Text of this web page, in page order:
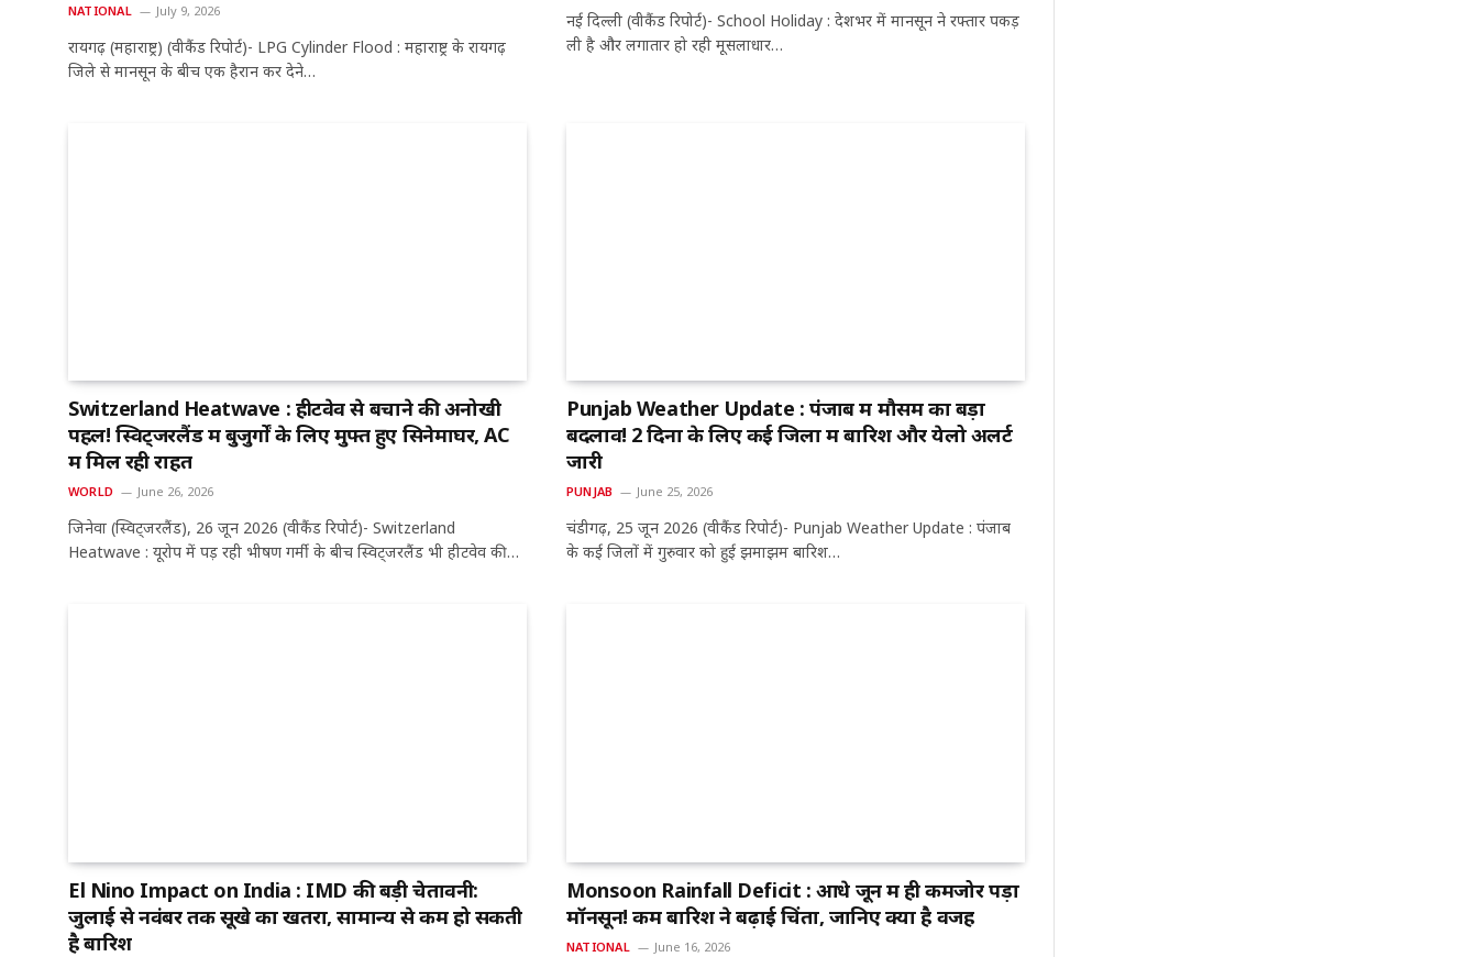
NATIONAL July 9, 2026
रायगढ़ (महाराष्ट्र) (वीकैंड रिपोर्ट)- LPG Cylinder Flood : महाराष्ट्र के रायगढ़
जिले से मानसून के बीच एक हैरान कर देने…
नई दिल्ली (वीकैंड रिपोर्ट)- School Holiday : देशभर में मानसून ने रफ्तार पकड़
ली है और लगातार हो रही मूसलाधार…
Switzerland Heatwave : हीटवेव से बचाने की अनोखी
पहल! स्विट्जरलैंड में बुजुर्गों के लिए मुफ्त हुए सिनेमाघर, AC
में मिल रही राहत
WORLD June 26, 2026
जिनेवा (स्विट्जरलैंड), 26 जून 2026 (वीकैंड रिपोर्ट)- Switzerland
Heatwave : यूरोप में पड़ रही भीषण गर्मी के बीच स्विट्जरलैंड भी हीटवेव की…
Punjab Weather Update : पंजाब में मौसम का बड़ा
बदलाव! 2 दिनों के लिए कई जिलों में बारिश और येलो अलर्ट
जारी
PUNJAB June 25, 2026
चंडीगढ़, 25 जून 2026 (वीकैंड रिपोर्ट)- Punjab Weather Update : पंजाब
के कई जिलों में गुरुवार को हुई झमाझम बारिश…
El Nino Impact on India : IMD की बड़ी चेतावनी:
जुलाई से नवंबर तक सूखे का खतरा, सामान्य से कम हो सकती
है बारिश
Monsoon Rainfall Deficit : आधे जून में ही कमजोर पड़ा
मॉनसून! कम बारिश ने बढ़ाई चिंता, जानिए क्या है वजह
NATIONAL June 16, 2026